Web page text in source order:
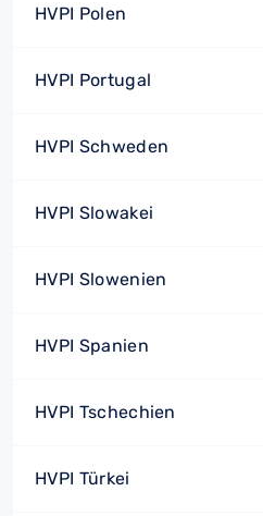
HVPI Polen
HVPI Portugal
HVPI Schweden
HVPI Slowakei
HVPI Slowenien
HVPI Spanien
HVPI Tschechien
HVPI Türkei